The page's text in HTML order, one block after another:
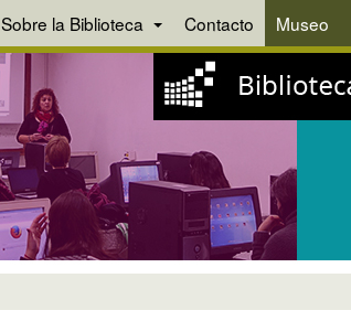
Sobre la Biblioteca Contacto Museo